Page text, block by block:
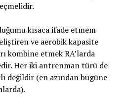
kısaca ifade etmem
ve aerobik kapasite
kombine etmek RA’larda
Her iki antrenman türü de
değildir (en azından bugüne